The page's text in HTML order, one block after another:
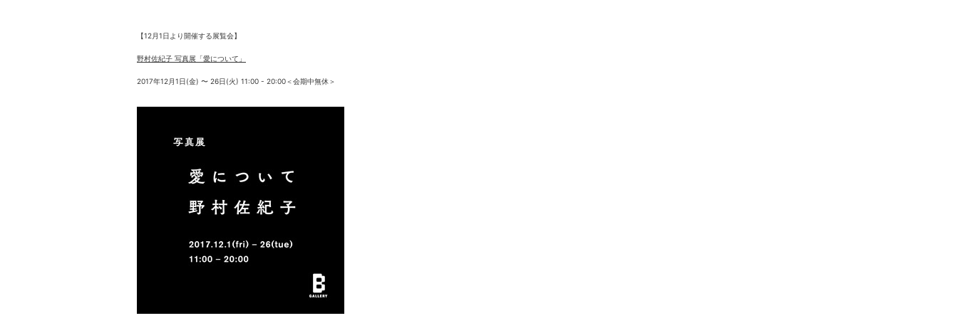
【12月1日より開催する展覧会】
野村佐紀子 写真展「愛について」
2017年12月1日(金) 〜 26日(火) 11:00 - 20:00＜会期中無休＞